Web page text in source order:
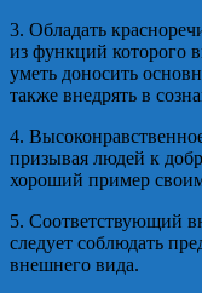
3. Обладать
из функций которого
уметь доносить
также внедрять в
4.
призывая людей к
хороший пример
5. Соответствующий
следует соблюдать
внешнего вида.